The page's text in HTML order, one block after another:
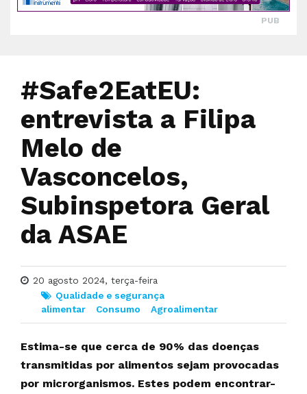
PUB
#Safe2EatEU:
entrevista a Filipa
Melo de
Vasconcelos,
Subinspetora Geral
da ASAE
20 agosto 2024, terça-feira
Qualidade e segurança
alimentar
Consumo Agroalimentar
Estima-se que cerca de 90% das doenças
transmitidas por alimentos sejam provocadas
por microrganismos. Estes podem encontrar-